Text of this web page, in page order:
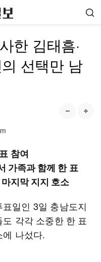
한 김태흠·
선택만 남
참여
가족과 함께 한 표
지막 지지 호소
일인 3일 충남도지
각각 소중한 한 표
나섰다.